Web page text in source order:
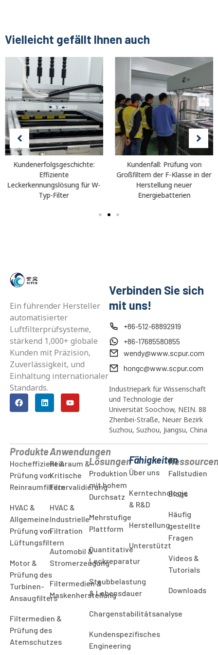
Vielleicht gefällt Ihnen auch
Kundenerfolgsgeschichte:
Effiziente
Leckerkennungslösung für W-
Typ-Filter
Kundenfall: Prüfung von
Großfiltern der F-Klasse in der
Herstellung neuer
Energiebatterien
Ein führender Hersteller
automatisierter
Luftfilterprüfsysteme,
stärkend 1,000+ globale
Kunden mit Präzision,
Zuverlässigkeit, und
Einhaltung internationaler
Standards.
Verbinden Sie sich
mit uns!
+86-512-68892919
+86-17685580855
wendy@www.scpur.com
hongc@www.scpur.com
Industriepark für Wissenschaft
und Technologie der
Universität Soochow, NEIN. 88
Zhenbei-Straße, Neuer Bezirk
Suzhou, Suzhou, Jiangsu, China
Produkte
Hocheffizient &
Prüfung von
Reinraumfiltern
HVAC &
Allgemeine
Prüfung von
Lüftungsfiltern
Motor &
Prüfung des
Turbinen-
Ansaugfilters
Filtermedien &
Prüfung des
Atemschutzes
Anwendungen
Reinraum &
Kritische
Filtervalidierung
HVAC &
Industrielle
Filtration
Automobil &
Stromerzeugung
Filtermedien &
Maskenherstellung
Lösungen
Produktion
mit hohem
Durchsatz
Mehrstufige
Plattform
Quantitative
Leckreparatur
Staubbelastung
& Lebensdauer
Chargenstabilitätsanalyse
Kundenspezifisches
Engineering
Fähigkeiten
Über uns
Kerntechnologie
& R&D
Herstellung
Unterstützt
Fallstudien
Blogs
Häufig
gestellte
Fragen
Videos &
Tutorials
Downloads